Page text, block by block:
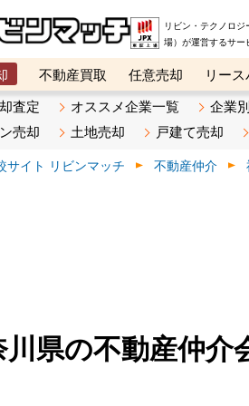
リビン・テクノロ
場）が運営するサ
不動産買取 任意売却
リー
場
ベスト不動産カンパニー オ
査定 オススメ企業一覧
企業
売却
土地売却 戸建て売却
サイト リビンマッチ 不動産仲介
県の不動産仲介